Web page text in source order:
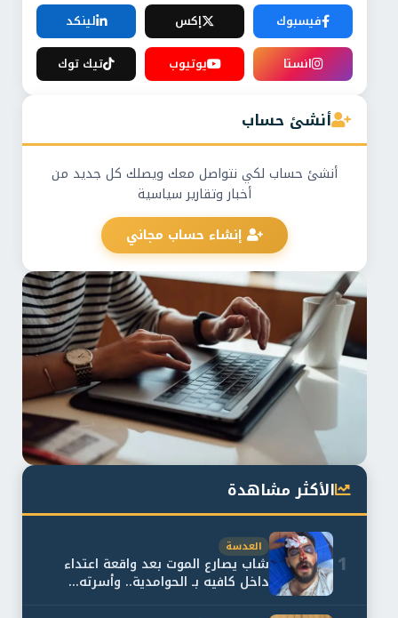
فيسبوك إكس
لينكد
انستا
يوتيوب تيك توك
أنشئ حساب
أنشئ حساب لكي نتواصل معك ويصلك كل جديد من
أخبار وتقارير سياسية
إنشاء حساب مجاني
الأكثر مشاهدة
1
العدسة
شاب يصارع الموت بعد واقعة اعتداء
داخل كافيه بـ الحوامدية.. وأسرته...